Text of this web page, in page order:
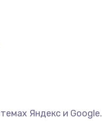
Яндекс и Google.